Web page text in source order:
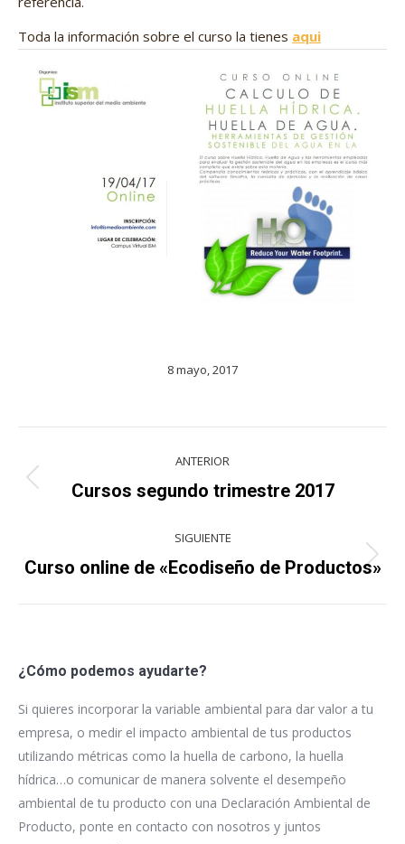
Toda la información sobre el curso la tienes aqui
8 mayo, 2017
entre
ANTERIOR
Proyecto
Cursos segundo trimestre 2017
SIGUIENTE
Proyecto
Curso online de «Ecodiseño de Productos»
¿Cómo podemos ayudarte?
Si quieres incorporar la variable ambiental para dar valor a tu
empresa, o medir el impacto ambiental de tus productos
utilizando métricas como la huella de carbono, la huella
hídrica…o comunicar de manera solvente el desempeño
ambiental de tu producto con una Declaración Ambiental de
Producto, ponte en contacto con nosotros y juntos